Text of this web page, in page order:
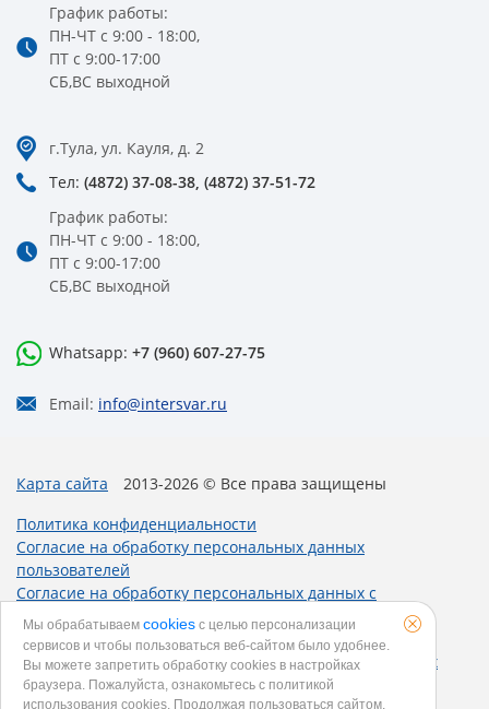
График работы:
ПН-ЧТ с 9:00 - 18:00,
ПТ с 9:00-17:00
СБ,ВС выходной
г.Тула, ул. Кауля, д. 2
Тел: (4872) 37-08-38, (4872) 37-51-72
График работы:
ПН-ЧТ с 9:00 - 18:00,
ПТ с 9:00-17:00
СБ,ВС выходной
Whatsapp: +7 (960) 607-27-75
Email: info@intersvar.ru
Карта сайта
2013-2026 © Все права защищены
Политика конфиденциальности
Согласие на обработку персональных данных
пользователей
Согласие на обработку персональных данных с
использованием метрических программ
Политика использования cookies
Согласие на получение рекламных и информационных
рассылок
Мы обрабатываем cookies с целью персонализации
сервисов и чтобы пользоваться веб-сайтом было удобнее.
Вы можете запретить обработку сookies в настройках
браузера. Пожалуйста, ознакомьтесь с политикой
использования cookies. Продолжая пользоваться сайтом,